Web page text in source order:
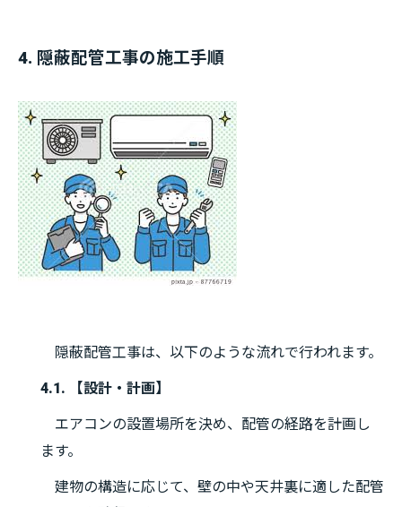
4. 隠蔽配管工事の施工手順
隠蔽配管工事は、以下のような流れで行われます。
4.1. 【設計・計画】
エアコンの設置場所を決め、配管の経路を計画し
ます。
建物の構造に応じて、壁の中や天井裏に適した配管